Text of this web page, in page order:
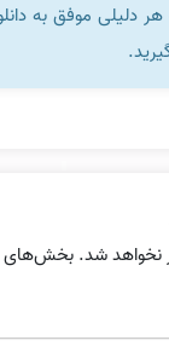
دلیلی موفق به
نخواهد شد. بخش‌های